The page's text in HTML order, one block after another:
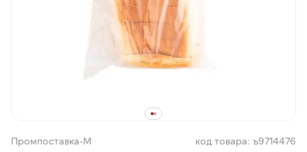
Промпоставка-М код товара: ъ9714476